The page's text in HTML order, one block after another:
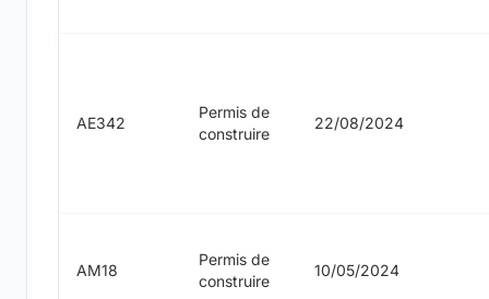
AE342
Permis de
construire
22/08/2024
AM18
Permis de
construire
10/05/2024